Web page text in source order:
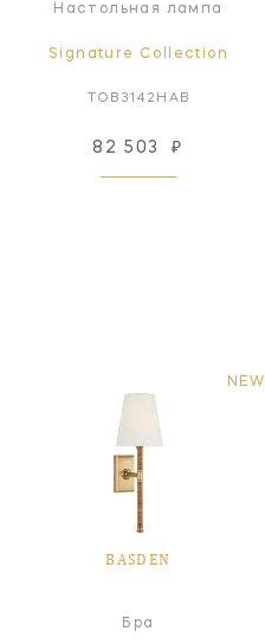
Настольная лампа
Signature Collection
TOB3142HAB
82 503 ₽
NEW
BASDEN
Бра